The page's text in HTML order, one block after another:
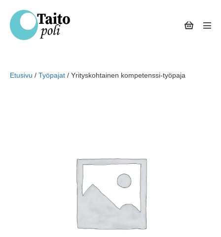
sisältöön
Ostoskori
Etusivu / Työpajat / Yrityskohtainen kompetenssi-työpaja